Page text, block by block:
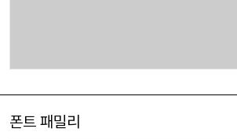
폰트 패밀리